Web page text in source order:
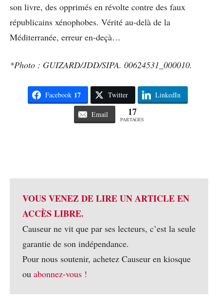
son livre, des opprimés en révolte contre des faux
républicains xénophobes. Vérité au-delà de la
Méditerranée, erreur en-deçà…
*Photo : GUIZARD/JDD/SIPA. 00624531_000010.
Facebook 17 Twitter LinkedIn
Email 17
PARTAGES
VOUS VENEZ DE LIRE UN ARTICLE EN
ACCÈS LIBRE.
Causeur ne vit que par ses lecteurs, c’est la seule
garantie de son indépendance.
Pour nous soutenir, achetez Causeur en kiosque
ou abonnez-vous !